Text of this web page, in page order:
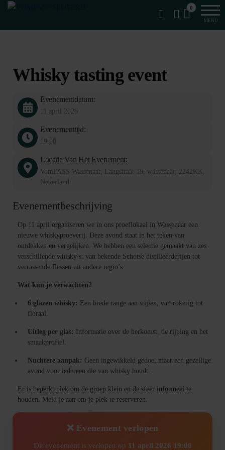
de
0
MENU
Whisky tasting event
Evenementdatum:
11 april 2026
Evenementtijd:
19:00
Locatie Van Het Evenement:
VomFASS Wassenaar, Langstraat 39, wassenaar, 2242KK,
Nederland
Evenementbeschrijving
Op 11 april organiseren we in ons proeflokaal in Wassenaar een
nieuwe whiskyproeverij. Deze avond staat in het teken van
ontdekken en vergelijken. We hebben een selectie gemaakt van zes
verschillende whisky’s: van bekende Schotse distilleerderijen tot
verrassende flessen uit andere regio’s.
Wat kun je verwachten?
6 glazen whisky: Een brede range aan stijlen, van rokerig tot
floraal.
Uitleg per glas:
Informatie over de herkomst, de rijping en het
smaakprofiel.
Nuchtere aanpak: Geen ingewikkeld gedoe, maar een gezellige
avond voor iedereen die van whisky houdt.
Er is beperkt plek om de groep klein en de sfeer informeel te
houden. Meld je aan om je plek te reserveren.
❌ Evenement verlopen
Dit evenement is verlopen op 11 april 2026 19:00